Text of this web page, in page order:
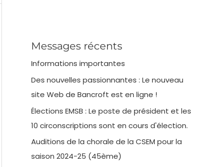
Messages récents
Informations importantes
Des nouvelles passionnantes : Le nouveau
site Web de Bancroft est en ligne !
Élections EMSB : Le poste de président et les
10 circonscriptions sont en cours d'élection.
Auditions de la chorale de la CSEM pour la
saison 2024-25 (45ème)